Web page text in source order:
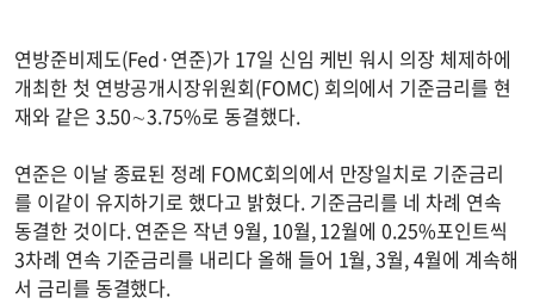
연방준비제도(Fed·연준)가 17일 신임 케빈 워시 의장 체제하에
개최한 첫 연방공개시장위원회(FOMC) 회의에서 기준금리를 현
재와 같은 3.50∼3.75%로 동결했다.
연준은 이날 종료된 정례 FOMC회의에서 만장일치로 기준금리
를 이같이 유지하기로 했다고 밝혔다. 기준금리를 네 차례 연속
동결한 것이다. 연준은 작년 9월, 10월, 12월에 0.25%포인트씩
3차례 연속 기준금리를 내리다 올해 들어 1월, 3월, 4월에 계속해
서 금리를 동결했다.